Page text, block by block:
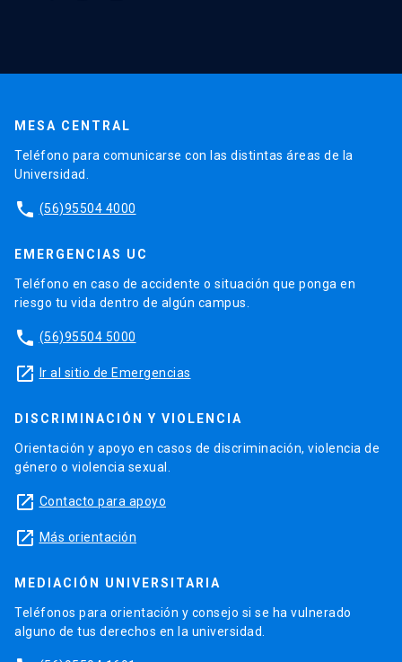
MESA CENTRAL
Teléfono para comunicarse con las distintas áreas de la
Universidad.
phone (56)95504 4000
EMERGENCIAS UC
Teléfono en caso de accidente o situación que ponga en
riesgo tu vida dentro de algún campus.
phone (56)95504 5000
launch Ir al sitio de Emergencias
DISCRIMINACIÓN Y VIOLENCIA
Orientación y apoyo en casos de discriminación, violencia de
género o violencia sexual.
launch Contacto para apoyo
launch Más orientación
MEDIACIÓN UNIVERSITARIA
Teléfonos para orientación y consejo si se ha vulnerado
alguno de tus derechos en la universidad.